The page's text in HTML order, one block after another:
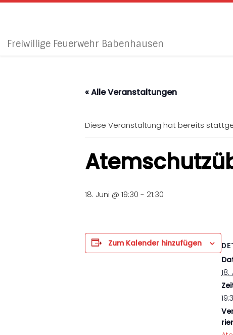
Freiwillige Feuerwehr Babenhausen
« Alle Veranstaltungen
Diese Veranstaltung hat bereits
18. Juni @ 19:30 - 21:30
Zum Kalender hinzufügen
18.